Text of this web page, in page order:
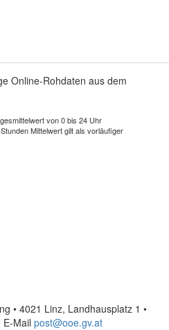
Online-Rohdaten aus dem
von 0 bis 24 Uhr
Mittelwert gilt als vorläufiger
• 4021 Linz, Landhausplatz 1 •
E-Mail post@ooe.gv.at